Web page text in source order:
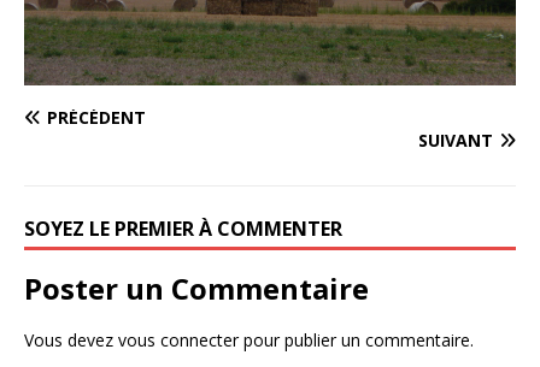
PRÉCÉDENT
SUIVANT
SOYEZ LE PREMIER À COMMENTER
Poster un Commentaire
Vous devez vous connecterpour publier un commentaire.